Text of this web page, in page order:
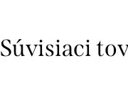
Súvisiaci